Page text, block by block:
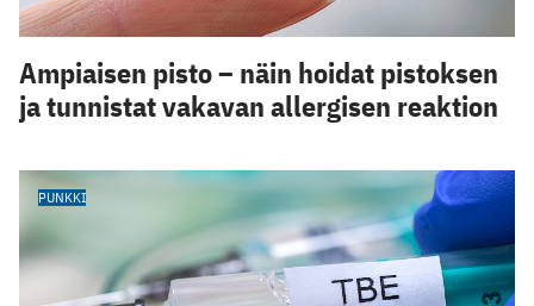
Ampiaisen pisto – näin hoidat pistoksen
ja tunnistat vakavan allergisen reaktion
PUNKKI